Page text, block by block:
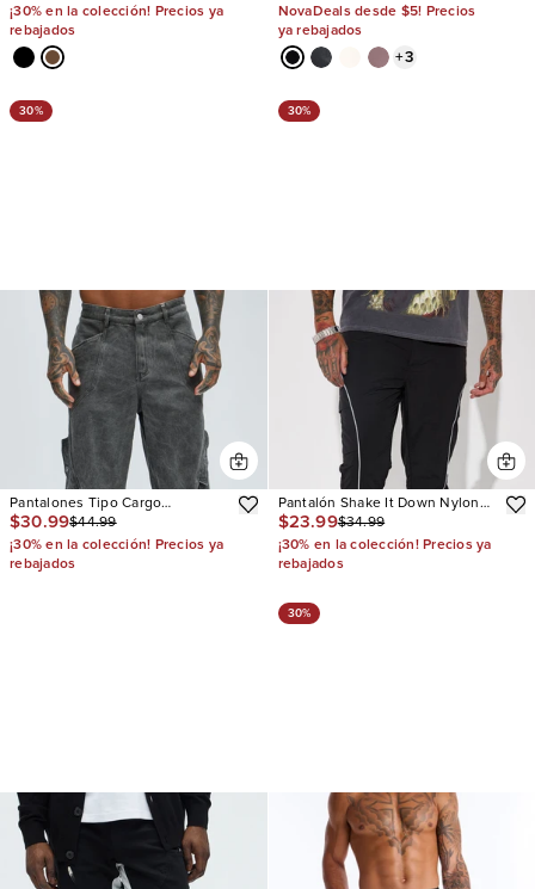
¡30% en la colección! Precios ya
rebajados
NovaDeals desde $5! Precios
ya rebajados
+3
30%
Pantalones Tipo Cargo
Overdyed Utility
$30.99$44.99
¡30% en la colección! Precios ya
rebajados
30%
Pantalón Shake It Down Nylon
Stacked Slim Flare
$23.99$34.99
¡30% en la colección! Precios ya
rebajados
30%